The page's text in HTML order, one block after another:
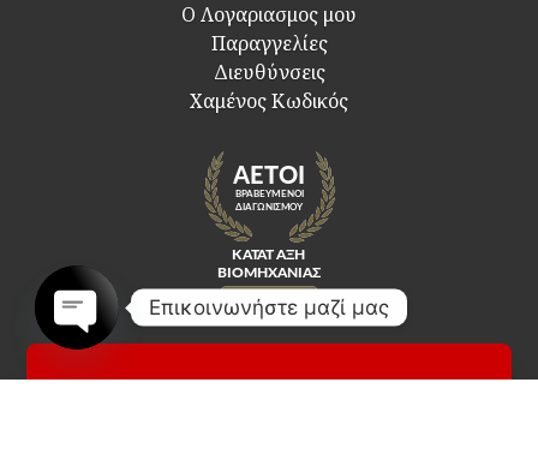
Ο Λογαριασμος μου
Παραγγελίες
Διευθύνσεις
Χαμένος Κωδικός
Επικοινωνήστε μαζί μας
chaty